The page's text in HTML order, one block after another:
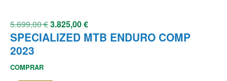
5.699,00€3.825,00€
SPECIALIZED MTB ENDURO COMP
2023
COMPRAR